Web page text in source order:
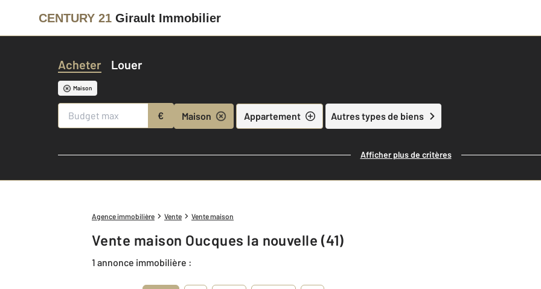
CENTURY 21 Girault Immobilier
Acheter Louer
Maison
€ Maison Appartement Autres types de biens
Afficher plus de critères
Agence immobilière Vente Vente maison
Vente maison Oucques la nouvelle (41)
1 annonce immobilière :